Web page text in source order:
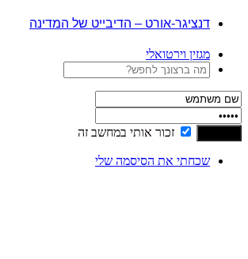
דנציגר-אורט – הדיבייט של המדינה
מגזין וירטואלי
זכור אותי במחשב זה
שכחתי את הסיסמה שלי